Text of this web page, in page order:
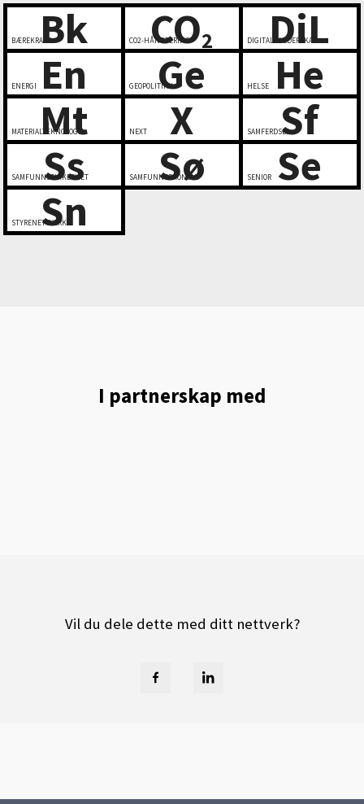
Bk
BÆREKRAFT CO2
CO2-HÅNDTERING DiL
DIGITALT LEDERSKAP
En
ENERGI Ge
GEOPOLITIKK He
HELSE
Mt
MATERIALTEKNOLOGI X
NEXT Sf
SAMFERDSEL
Ss
SAMFUNNSSIKKERHET Sø
SAMFUNNSØKONOMI Se
SENIOR
Sn
STYRENETTVERK
I partnerskap med
Vil du dele dette med ditt nettverk?